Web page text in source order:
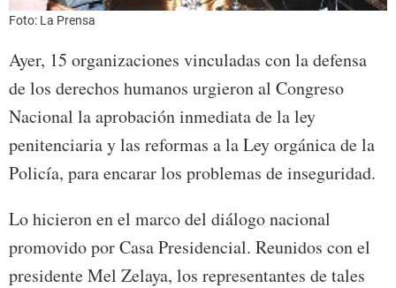
Foto: La Prensa
Ayer, 15 organizaciones vinculadas con la defensa
de los derechos humanos urgieron al Congreso
Nacional la aprobación inmediata de la ley
penitenciaria y las reformas a la Ley orgánica de la
Policía, para encarar los problemas de inseguridad.
Lo hicieron en el marco del diálogo nacional
promovido por Casa Presidencial. Reunidos con el
presidente Mel Zelaya, los representantes de tales